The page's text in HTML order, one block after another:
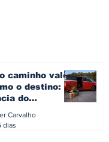
caminho vale
o destino: a
do
europeu
Carvalho
dias